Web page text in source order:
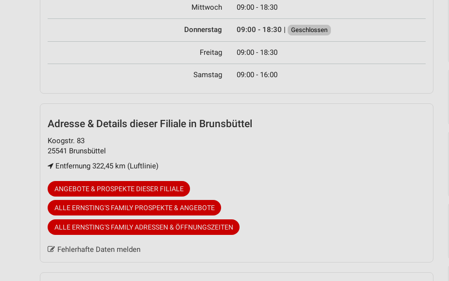
Mittwoch 09:00 - 18:30
Donnerstag 09:00 - 18:30 | Geschlossen
Freitag 09:00 - 18:30
Samstag 09:00 - 16:00
Adresse & Details dieser Filiale in Brunsbüttel
Koogstr. 83
25541 Brunsbüttel
Entfernung 322,45 km (Luftlinie)
ANGEBOTE & PROSPEKTE DIESER FILIALE
ALLE ERNSTING'S FAMILY PROSPEKTE & ANGEBOTE
ALLE ERNSTING'S FAMILY ADRESSEN & ÖFFNUNGSZEITEN
Fehlerhafte Daten melden